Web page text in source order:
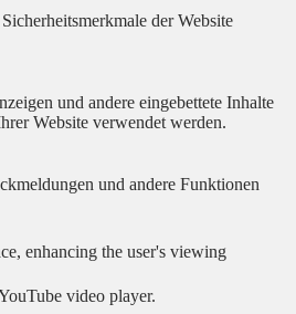
der Website
und andere eingebettete Inhalte
Website verwendet werden.
und andere Funktionen
enhancing the user's viewing
video player.